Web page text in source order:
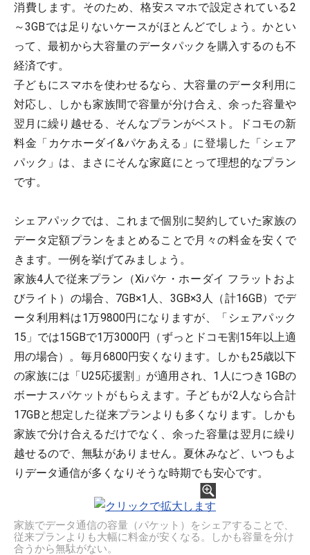
消費します。そのため、格安スマホで設定されている2
～3GBでは足りないケースがほとんどでしょう。かとい
って、最初から大容量のデータパックを購入するのも不
経済です。
子どもにスマホを使わせるなら、大容量のデータ利用に
対応し、しかも家族間で容量が分け合え、余った容量や
翌月に繰り越せる、そんなプランがベスト。ドコモの新
料金「カケホーダイ&パケあえる」に登場した「シェア
パック」は、まさにそんな家庭にとって理想的なプラン
です。
シェアパックでは、これまで個別に契約していた家族の
データ定額プランをまとめることで月々の料金を安くで
きます。一例を挙げてみましょう。
家族4人で従来プラン（Xiパケ・ホーダイ フラットおよ
びライト）の場合、7GB×1人、3GB×3人（計16GB）でデ
ータ利用料は1万9800円になりますが、「シェアパック
15」では15GBで1万3000円（ずっとドコモ割15年以上適
用の場合）。毎月6800円安くなります。しかも25歳以下
の家族には「U25応援割」が適用され、1人につき1GBの
ボーナスパケットがもらえます。子どもが2人なら合計
17GBと想定した従来プランよりも多くなります。しかも
家族で分け合えるだけでなく、余った容量は翌月に繰り
越せるので、無駄がありません。夏休みなど、いつもよ
りデータ通信が多くなりそうな時期でも安心です。
家族でデータ通信の容量（パケット）をシェアすることで、
従来プランよりも大幅に料金が安くなる。しかも容量を分け
合うから無駄がない。